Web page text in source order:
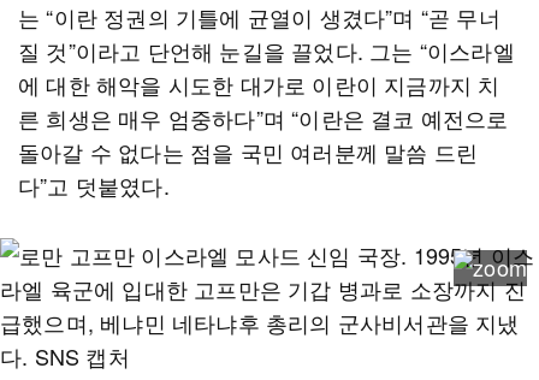
는 “이란 정권의 기틀에 균열이 생겼다”며 “곧 무너
질 것”이라고 단언해 눈길을 끌었다. 그는 “이스라엘
에 대한 해악을 시도한 대가로 이란이 지금까지 치
른 희생은 매우 엄중하다”며 “이란은 결코 예전으로
돌아갈 수 없다는 점을 국민 여러분께 말씀 드린
다”고 덧붙였다.